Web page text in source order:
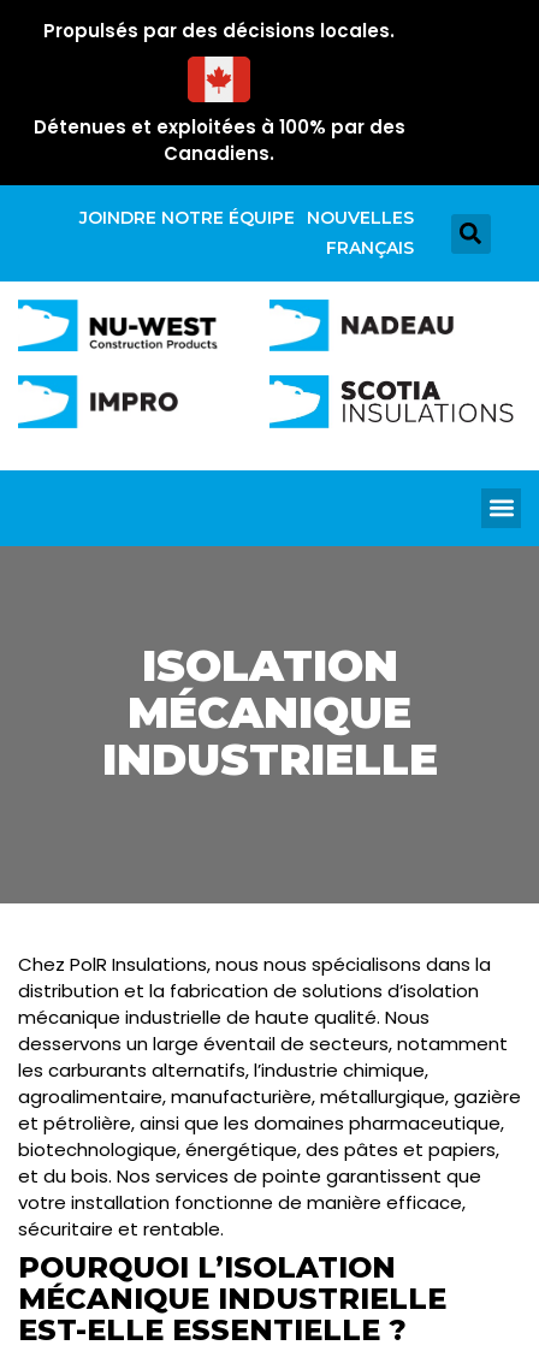
Propulsés par des décisions locales.
Détenues et exploitées à 100% par des
Canadiens.
JOINDRE NOTRE ÉQUIPE
NOUVELLES
FRANÇAIS
ISOLATION
MÉCANIQUE
INDUSTRIELLE
Chez PolR Insulations, nous nous spécialisons dans la
distribution et la fabrication de solutions d’isolation
mécanique industrielle de haute qualité. Nous
desservons un large éventail de secteurs, notamment
les carburants alternatifs, l’industrie chimique,
agroalimentaire, manufacturière, métallurgique, gazière
et pétrolière, ainsi que les domaines pharmaceutique,
biotechnologique, énergétique, des pâtes et papiers,
et du bois. Nos services de pointe garantissent que
votre installation fonctionne de manière efficace,
sécuritaire et rentable.
POURQUOI L’ISOLATION
MÉCANIQUE INDUSTRIELLE
EST-ELLE ESSENTIELLE ?